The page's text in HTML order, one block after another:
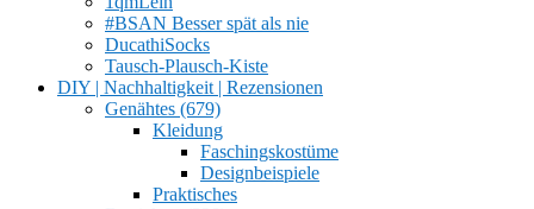
#BSAN Besser spät als nie
DucathiSocks
Tausch-Plausch-Kiste
DIY | Nachhaltigkeit | Rezensionen
Genähtes (679)
Kleidung
Faschingskostüme
Designbeispiele
Praktisches